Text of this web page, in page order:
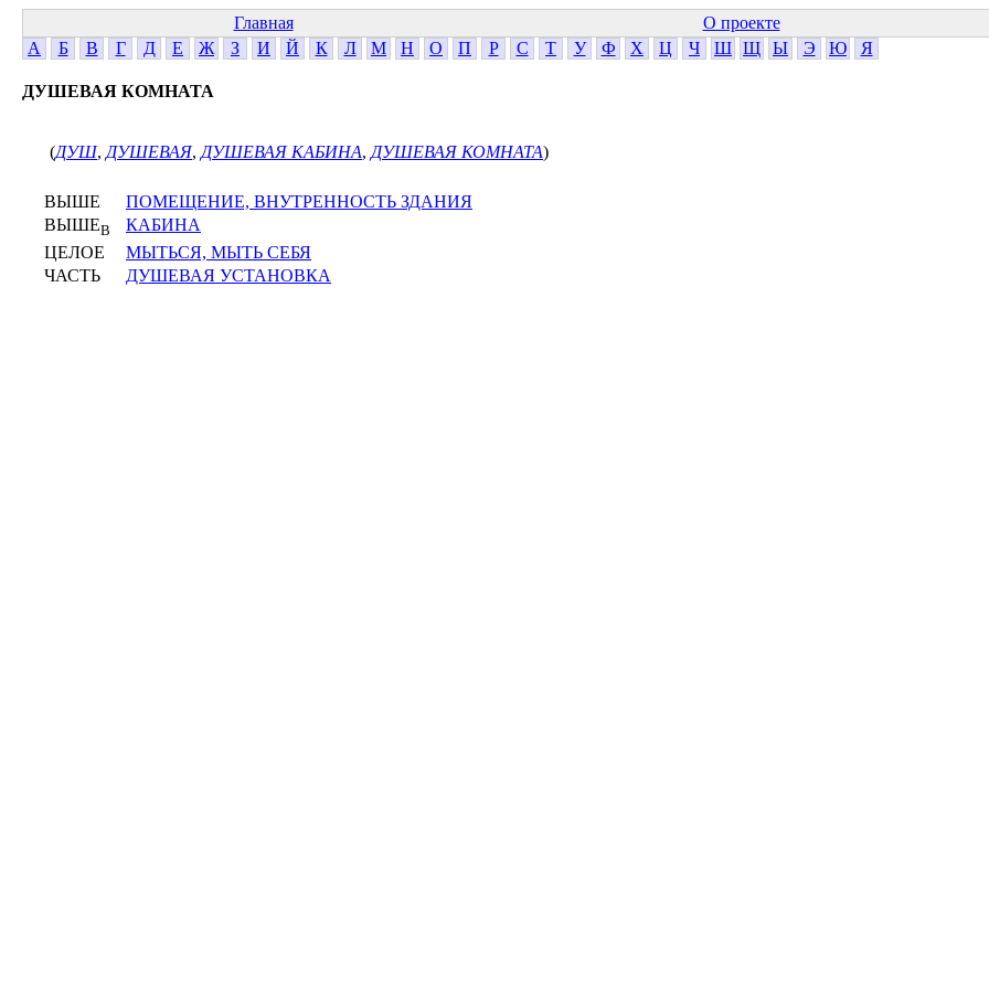
Главная О проекте
А
Б В Г Д Е Ж З И Й К Л М Н О П Р С Т У Ф Х Ц Ч Ш Щ Ы Э Ю Я
ДУШЕВАЯ КОМНАТА
(ДУШ, ДУШЕВАЯ, ДУШЕВАЯ КАБИНА, ДУШЕВАЯ КОМНАТА)
ВЫШЕ
ПОМЕЩЕНИЕ, ВНУТРЕННОСТЬ ЗДАНИЯ
ВЫШЕВ
КАБИНА
ЦЕЛОЕ
МЫТЬСЯ, МЫТЬ СЕБЯ
ЧАСТЬ
ДУШЕВАЯ УСТАНОВКА